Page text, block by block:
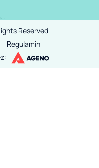
Reserved
Regulamin